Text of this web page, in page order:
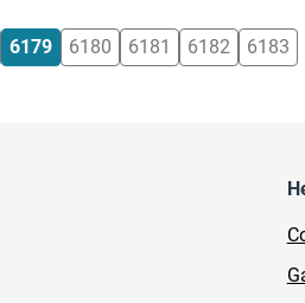
6179 6180 6181 6182 6183